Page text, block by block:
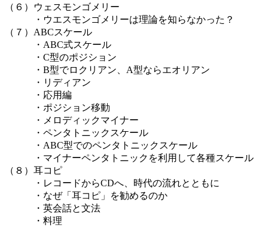
（６）ウェスモンゴメリー
・ウエスモンゴメリーは理論を知らなかった？
（７）ABCスケール
・ABC式スケール
・C型のポジション
・B型でロクリアン、A型ならエオリアン
・リディアン
・応用編
・ポジション移動
・メロディックマイナー
・ペンタトニックスケール
・ABC型でのペンタトニックスケール
・マイナーペンタトニックを利用して各種スケール
（８）耳コピ
・レコードからCDへ、時代の流れとともに
・なぜ「耳コピ」を勧めるのか
・英会話と文法
・料理